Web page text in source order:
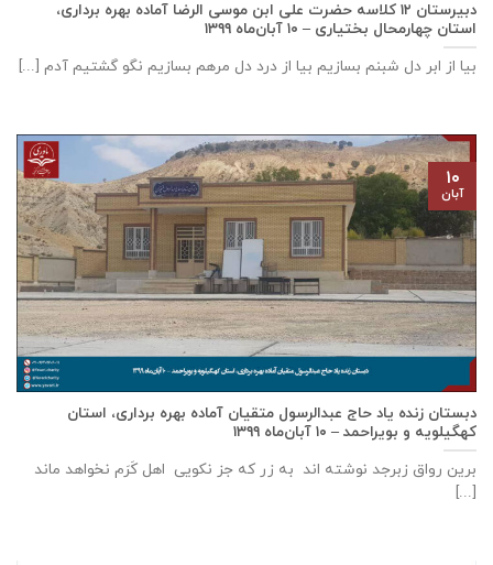
دبيرستان ١٢ كلاسه حضرت علی ابن موسی الرضا آماده بهره برداری،
استان چهارمحال بختياری – ۱۰ آبان‌ماه ۱۳۹۹
بیا از ابر دل شبنم بسازیم بیا از درد دل مرهم بسازیم نگو گشتیم آدم [...]
دبستان زنده ياد حاج عبدالرسول متقيان آماده بهره برداری، استان
كهگيلويه و بويراحمد – ۱۰ آبان‌ماه ۱۳۹۹
برین رواق زبرجد نوشته اند به زر که جز نکویی اهل کَرَم نخواهد ماند
[...]
۱۰
آبان